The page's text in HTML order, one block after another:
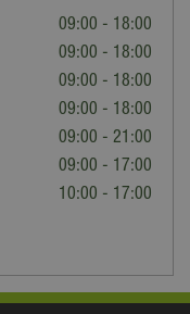
09:00 - 18:00
09:00 - 18:00
09:00 - 18:00
09:00 - 18:00
09:00 - 21:00
09:00 - 17:00
10:00 - 17:00